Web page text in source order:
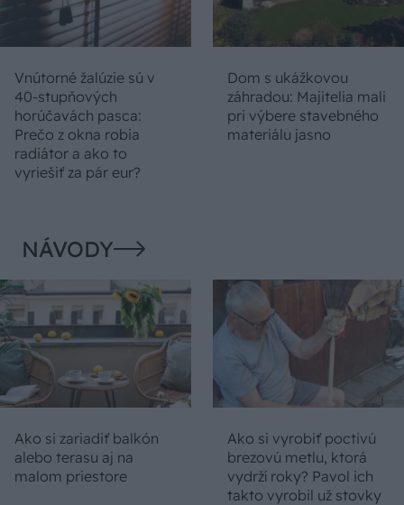
Vnútorné žalúzie sú v
40-stupňových
horúčavách pasca:
Prečo z okna robia
radiátor a ako to
vyriešiť za pár eur?
Dom s ukážkovou
záhradou: Majitelia mali
pri výbere stavebného
materiálu jasno
NÁVODY
Ako si zariadiť balkón
alebo terasu aj na
malom priestore
Ako si vyrobiť poctivú
brezovú metlu, ktorá
vydrží roky? Pavol ich
takto vyrobil už stovky